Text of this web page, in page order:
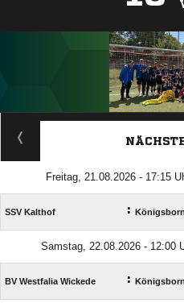
Freitag, 21.08.2026 - 17:15
SSV Kalthof :
Samstag, 22.08.2026 - 12:00
BV Westfalia Wickede :